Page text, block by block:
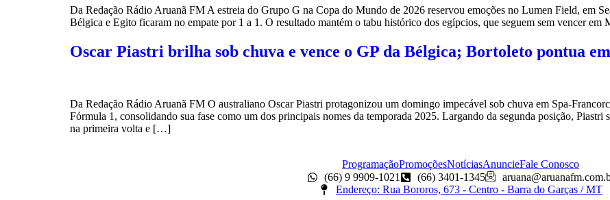
Da Redação Rádio Aruanã FM A estreia do Grupo G na Copa do Mundo de 2026 reservou emoções no Lumen Field, em
Bélgica e Egito ficaram no empate por 1 a 1. O resultado mantém o tabu histórico dos egípcios, que seguem sem vencer
Oscar Piastri brilha sob chuva e vence o GP da Bélgica; Bortoleto pontua
Da Redação Rádio Aruanã FM O australiano Oscar Piastri protagonizou um domingo impecável sob chuva em Spa-
Fórmula 1, consolidando sua fase como um dos principais nomes da temporada 2025. Largando da segunda posição,
na primeira volta e […]
ProgramaçãoPromoçõesNotíciasAnuncieFale Conosco
(66) 9 9909-1021
(66) 3401-1345
Endereço: Rua Bororos, 673 - Centro - Barra do Garças / MT